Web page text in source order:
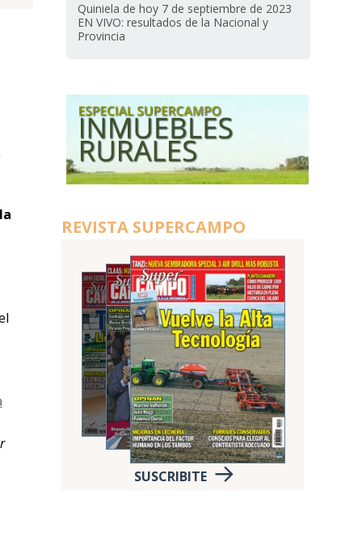
Quiniela de hoy 7 de septiembre de 2023
EN VIVO: resultados de la Nacional y
Provincia
REVISTA SUPERCAMPO
SUSCRIBITE